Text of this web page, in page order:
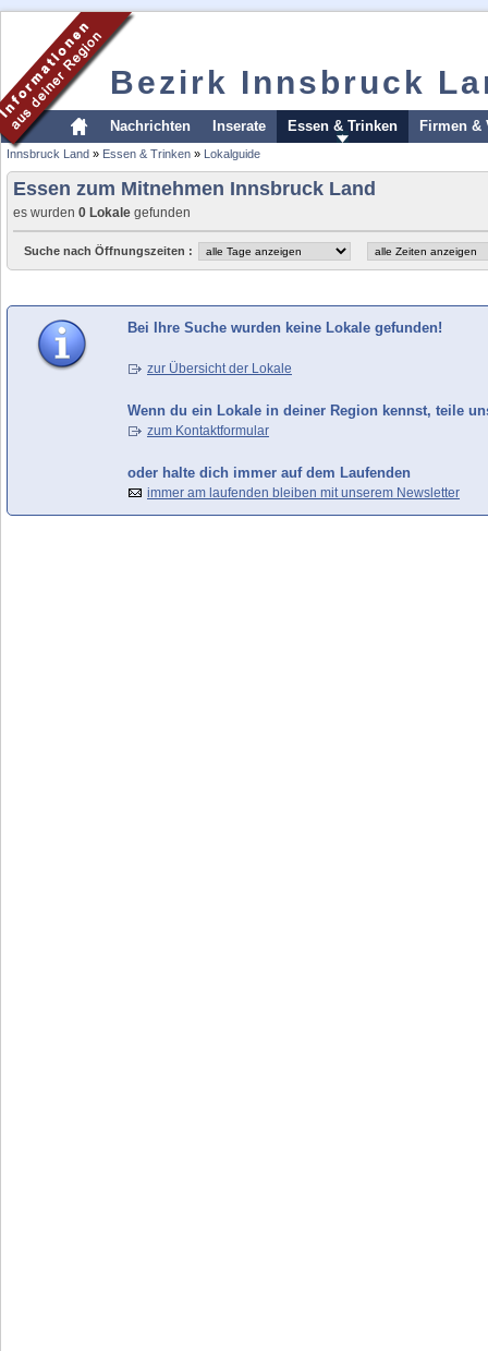
Bezirk Innsbruck
Nachrichten Inserate Essen & Trinken Firmen &
Innsbruck Land » Essen & Trinken » Lokalguide
Essen zum Mitnehmen Innsbruck Land
es wurden 0 Lokale gefunden
Suche nach Öffnungszeiten :
Bei Ihre Suche wurden keine Lokale gefunden!
zur Übersicht der Lokale
Wenn du ein Lokale in deiner Region kennst, teile
zum Kontaktformular
oder halte dich immer auf dem Laufenden
immer am laufenden bleiben mit unserem Newsletter